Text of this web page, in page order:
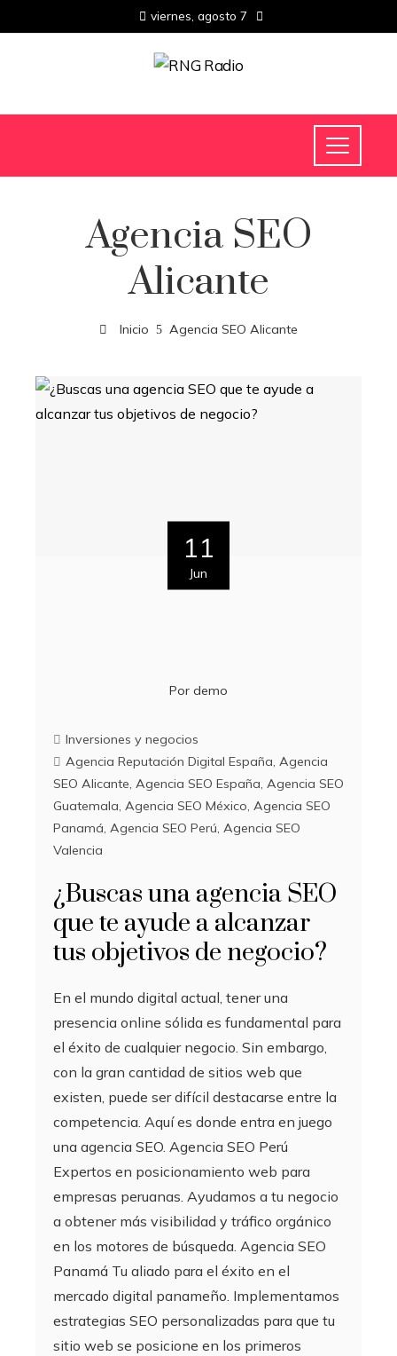
viernes, agosto 7
Agencia SEO
Alicante
Inicio Agencia SEO Alicante
11
Jun
Por demo
Inversiones y negocios
Agencia Reputación Digital España, Agencia
SEO Alicante, Agencia SEO España, Agencia SEO
Guatemala, Agencia SEO México, Agencia SEO
Panamá, Agencia SEO Perú, Agencia SEO
Valencia
¿Buscas una agencia SEO
que te ayude a alcanzar
tus objetivos de negocio?
En el mundo digital actual, tener una
presencia online sólida es fundamental para
el éxito de cualquier negocio. Sin embargo,
con la gran cantidad de sitios web que
existen, puede ser difícil destacarse entre la
competencia. Aquí es donde entra en juego
una agencia SEO. Agencia SEO Perú
Expertos en posicionamiento web para
empresas peruanas. Ayudamos a tu negocio
a obtener más visibilidad y tráfico orgánico
en los motores de búsqueda. Agencia SEO
Panamá Tu aliado para el éxito en el
mercado digital panameño. Implementamos
estrategias SEO personalizadas para que tu
sitio web se posicione en los primeros